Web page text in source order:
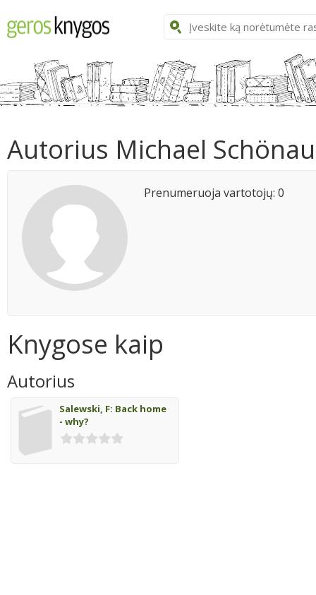
Autorius Michael
Prenumeruoja vartotojų: 0
Knygose kaip
Autorius
Salewski, F: Back home
- why?